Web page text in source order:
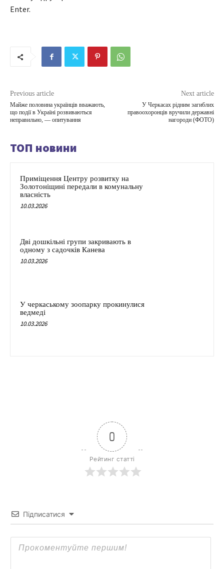
Enter.
Previous article
Майже половина українців вважають,
що події в Україні розвиваються
неправильно, — опитування
Next article
У Черкасах рідним загиблих
правоохоронців вручили державні
нагороди (ФОТО)
ТОП новини
Приміщення Центру розвитку на
Золотоніщині передали в комунальну
власність
10.03.2026
Дві дошкільні групи закривають в
одному з садочків Канева
10.03.2026
У черкаському зоопарку прокинулися
ведмеді
10.03.2026
0
Рейтинг статті
Підписатися